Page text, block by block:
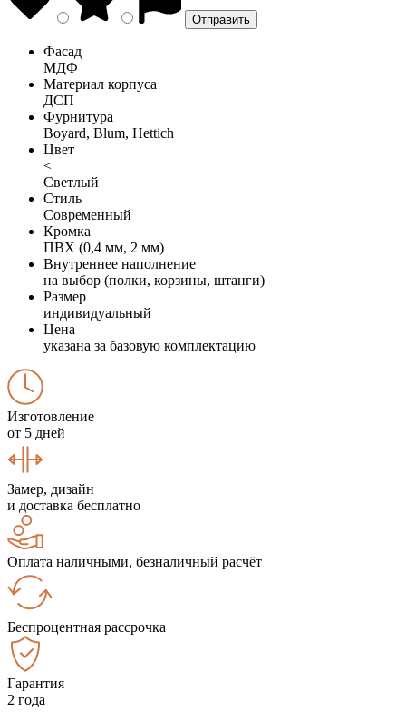
Фасад
МДФ
Материал корпуса
ДСП
Фурнитура
Boyard, Blum, Hettich
Цвет
<
Светлый
Стиль
Современный
Кромка
ПВХ (0,4 мм, 2 мм)
Внутреннее наполнение
на выбор (полки, корзины, штанги)
Размер
индивидуальный
Цена
указана за базовую комплектацию
Изготовление
от 5 дней
Замер, дизайн
и доставка бесплатно
Оплата наличными, безналичный расчёт
Беспроцентная рассрочка
Гарантия
2 года